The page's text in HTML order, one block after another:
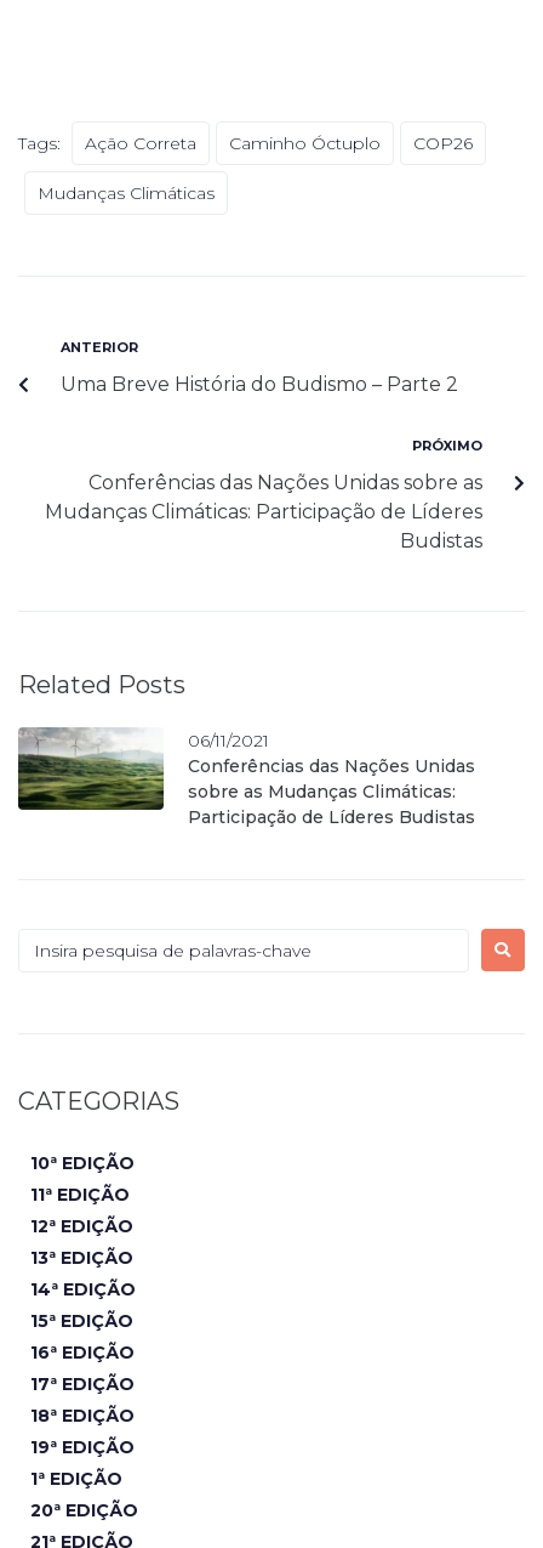
Tags: Ação Correta Caminho Óctuplo COP26
Mudanças Climáticas
ANTERIOR
Uma Breve História do Budismo – Parte 2
PRÓXIMO
Conferências das Nações Unidas sobre as
Mudanças Climáticas: Participação de Líderes
Budistas
Related Posts
06/11/2021
Conferências das Nações Unidas
sobre as Mudanças Climáticas:
Participação de Líderes Budistas
CATEGORIAS
10ª EDIÇÃO
11ª EDIÇÃO
12ª EDIÇÃO
13ª EDIÇÃO
14ª EDIÇÃO
15ª EDIÇÃO
16ª EDIÇÃO
17ª EDIÇÃO
18ª EDIÇÃO
19ª EDIÇÃO
1ª EDIÇÃO
20ª EDIÇÃO
21ª EDIÇÃO